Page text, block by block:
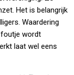
Het is belangrijk
Waardering
foutje wordt
laat wel eens